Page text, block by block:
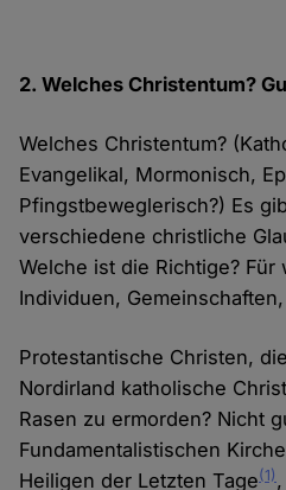
2. Welches Christentum?
Welches Christentum?
Evangelikal, Mormonisch,
Pfingstbeweglerisch?) Es
verschiedene christliche
Welche ist die Richtige? Für
Individuen,
Protestantische Christen,
Nordirland katholische
Rasen zu ermorden? Nicht
Fundamentalistischen
Heiligen der Letzten Tage(1)